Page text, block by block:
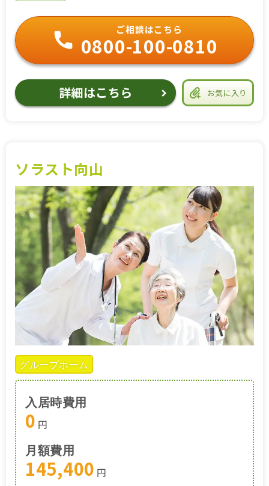
お気に入り
ご相談はこちら
0800-100-0810
詳細はこちら
ソラスト向山
グループホーム
入居時費用
0 円
月額費用
145,400 円